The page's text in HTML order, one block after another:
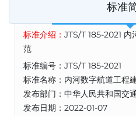
标准
标准介绍： JTS/T 185-2021 内
范
标准编号：JTS/T 185-2021
标准名称：内河数字航道工程
发布部门：中华人民共和国交
发布日期：2022-01-07